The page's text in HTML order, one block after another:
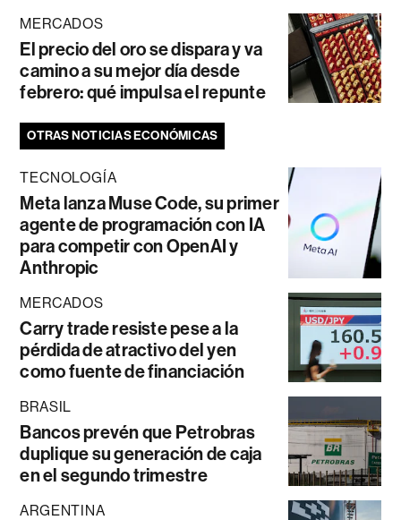
MERCADOS
El precio del oro se dispara y va
camino a su mejor día desde
febrero: qué impulsa el repunte
OTRAS NOTICIAS ECONÓMICAS
TECNOLOGÍA
Meta lanza Muse Code, su primer
agente de programación con IA
para competir con OpenAI y
Anthropic
MERCADOS
Carry trade resiste pese a la
pérdida de atractivo del yen
como fuente de financiación
BRASIL
Bancos prevén que Petrobras
duplique su generación de caja
en el segundo trimestre
ARGENTINA